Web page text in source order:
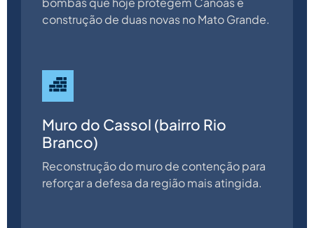
construção de duas novas no Mato Grande.
Muro do Cassol (bairro Rio
Branco)
Reconstrução do muro de contenção para
reforçar a defesa da região mais atingida.